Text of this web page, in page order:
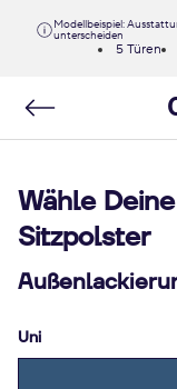
Modellbeispiel:
unterscheiden
5 Türen
Wähle
Sitzpolster
Uni